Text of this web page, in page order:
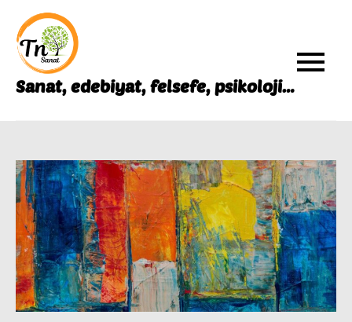
content
Sanat, edebiyat, felsefe, psikoloji…